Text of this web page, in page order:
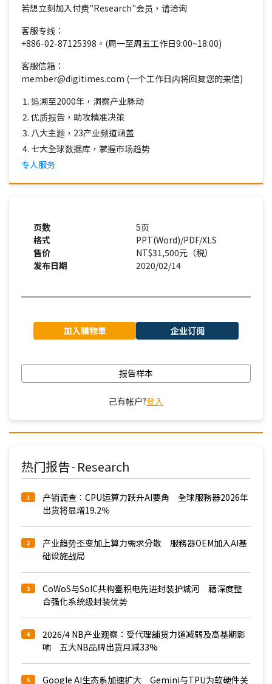
若想立刻加入付费"Research"会员，请洽询
客服专线：
+886-02-87125398。(周一至周五工作日9:00~18:00)
客服信箱：
member@digitimes.com (一个工作日内将回复您的来信)
追溯至2000年，洞察产业脉动
优质报告，助攻精准决策
八大主题，23产业频道涵盖
七大全球数据库，掌握市场趋势
专人服务
页数
5页
格式
PPT(Word)/PDF/XLS
售价
NT$31,500元（税）
发布日期
2020/02/14
加入購物車 企业订阅
报告样本
己有帐户?登入
热门报告 - Research
1
产销调查：CPU运算力跃升AI要角 全球服務器2026年
出货将显增19.2％
2
产业趋势丕变加上算力需求分散 服務器OEM加入AI基
础设施战局
3
CoWoS与SoIC共构臺积电先进封装护城河 藉深度整
合强化系统级封装优势
4
2026/4 NB产业观察：受代理舖货力道减弱及高基期影
响 五大NB品牌出货月减33%
5
Google AI生态系加速扩大 Gemini与TPU为软硬件关